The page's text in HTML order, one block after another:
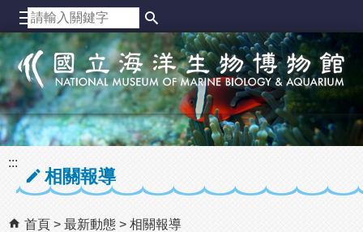
跳到主要內容區塊
:::
相關報導
首頁 最新動態 相關報導